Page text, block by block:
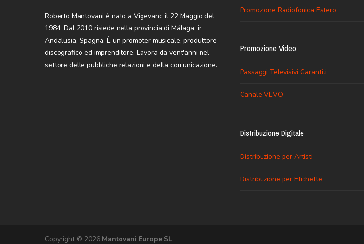
Roberto Mantovani è nato a Vigevano il 22 Maggio del
1984. Dal 2010 risiede nella provincia di Málaga, in
Andalusia, Spagna. È un promoter musicale, produttore
discografico ed imprenditore. Lavora da vent'anni nel
settore delle pubbliche relazioni e della comunicazione.
Promozione Radiofonica Estero
Promozione Video
Passaggi Televisivi Garantiti
Canale VEVO
Distribuzione Digitale
Distribuzione per Artisti
Distribuzione per Etichette
Copyright © 2026 Mantovani Europe SL.